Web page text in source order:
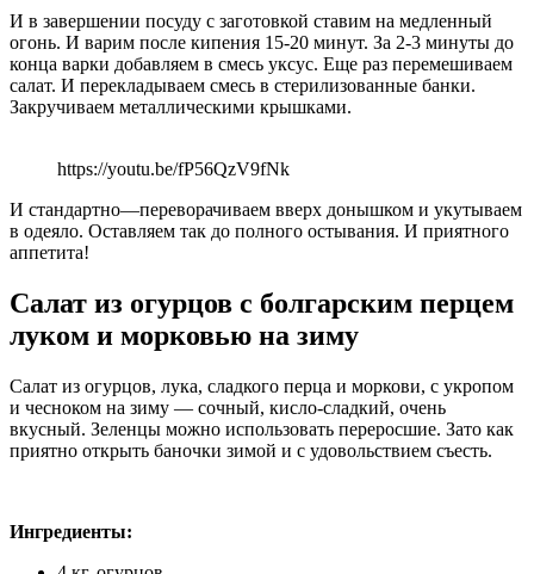
И в завершении посуду с заготовкой ставим на медленный
огонь. И варим после кипения 15-20 минут. За 2-3 минуты до
конца варки добавляем в смесь уксус. Еще раз перемешиваем
салат. И перекладываем смесь в стерилизованные банки.
Закручиваем металлическими крышками.
https://youtu.be/fP56QzV9fNk
И стандартно—переворачиваем вверх донышком и укутываем
в одеяло. Оставляем так до полного остывания. И приятного
аппетита!
Салат из огурцов с болгарским перцем
луком и морковью на зиму
Салат из огурцов, лука, сладкого перца и моркови, с укропом
и чесноком на зиму — сочный, кисло-сладкий, очень
вкусный. Зеленцы можно использовать переросшие. Зато как
приятно открыть баночки зимой и с удовольствием съесть.
Ингредиенты: